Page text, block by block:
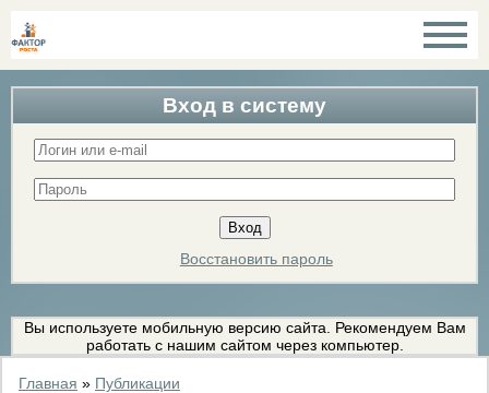
Вход в систему
Восстановить пароль
Вы используете мобильную версию сайта. Рекомендуем Вам
работать с нашим сайтом через компьютер.
Главная » Публикации